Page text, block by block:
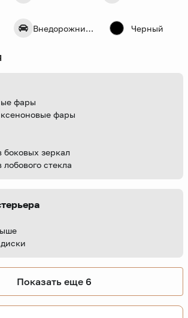
Внедорожник 5 дв. Черный
фары
фары
боковых зеркал
стекла
Показать еще 6